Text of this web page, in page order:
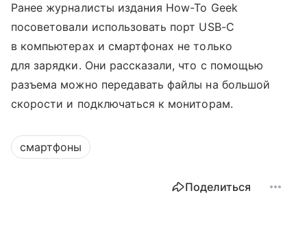
Ранее журналисты издания How-To Geek
посоветовали использовать порт USB-C
в компьютерах и смартфонах не только
для зарядки. Они рассказали, что с помощью
разъема можно передавать файлы на большой
скорости и подключаться к мониторам.
смартфоны
Поделиться